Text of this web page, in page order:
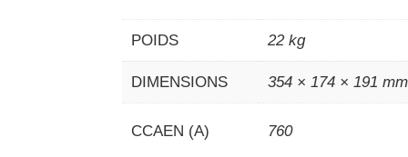
POIDS 22 kg
DIMENSIONS 354 × 174 × 191 mm
CCAEN (A) 760